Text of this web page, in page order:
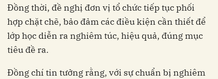
Đồng thời, đề nghị đơn vị tổ chức tiếp tục phối
hợp chặt chẽ, bảo đảm các điều kiện cần thiết để
lớp học diễn ra nghiêm túc, hiệu quả, đúng mục
tiêu đề ra.
Đồng chí tin tưởng rằng, với sự chuẩn bị nghiêm